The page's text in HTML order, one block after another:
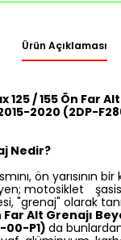
Ürün Açıklaması
125 / 155 Ön Far
2020 (2DP-
Nedir?
ön yarısının bir
motosiklet
"grenaj" olarak
Far Alt Grenajı
00-P1)da